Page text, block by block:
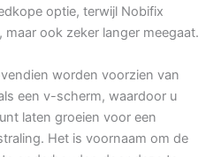
optie, terwijl Nobifix
ook zeker langer meegaat.
worden voorzien van
een v-scherm, waardoor u
laten groeien voor een
Het is voornaam om de